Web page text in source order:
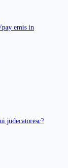
emis in
judecatoresc?